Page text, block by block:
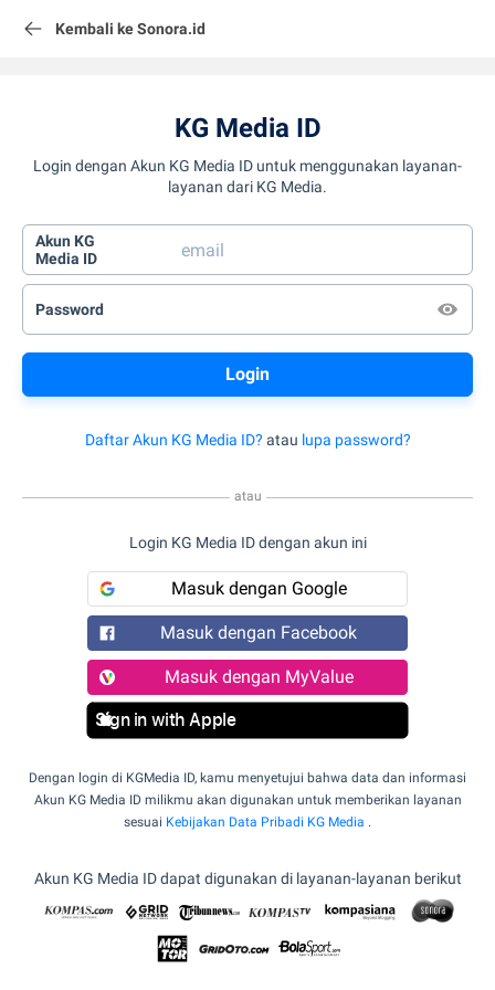
Kembali ke Sonora.id
KG Media ID
Login dengan Akun KG Media ID untuk menggunakan layanan-
layanan dari KG Media.
Akun KG
Media ID
Password
Daftar Akun KG Media ID? atau lupa password?
atau
Login KG Media ID dengan akun ini
Masuk dengan Google
Masuk dengan Facebook
Masuk dengan MyValue
Sign in with Apple
Dengan login di KGMedia ID, kamu menyetujui bahwa data dan informasi
Akun KG Media ID milikmu akan digunakan untuk memberikan layanan
sesuai Kebijakan Data Pribadi KG Media .
Akun KG Media ID dapat digunakan di layanan-layanan berikut